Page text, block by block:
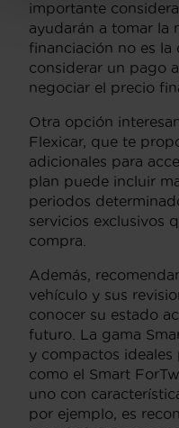
importante
ayudarán a tomar la
financiación no es la
considerar un pago
negociar el precio
Otra opción
Flexicar, que te
adicionales para
plan puede incluir
periodos
servicios exclusivos
compra.
Además,
vehículo y sus
conocer su estado
futuro. La gama
y compactos ideales
como el Smart
uno con
por ejemplo, es